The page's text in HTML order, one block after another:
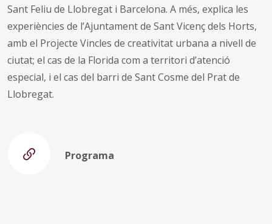
Sant Feliu de Llobregat i Barcelona. A més, explica les
experiències de l’Ajuntament de Sant Vicenç dels Horts,
amb el Projecte Vincles de creativitat urbana a nivell de
ciutat; el cas de la Florida com a territori d’atenció
especial, i el cas del barri de Sant Cosme del Prat de
Llobregat.
Programa